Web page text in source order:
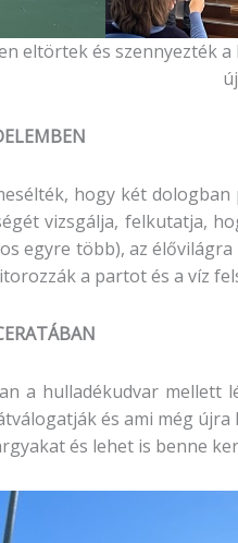
eltörtek és szennyezték
hogy két
vizsgálja, felkutatja,
egyre több), az
a partot és a víz
a hulladékudvar
és ami még
és lehet is benne